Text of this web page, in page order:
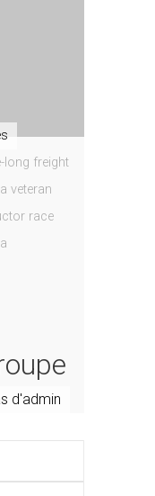
long freight
veteran
race
d'admin